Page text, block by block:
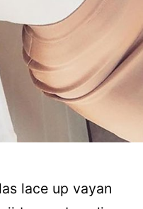
lace up vayan